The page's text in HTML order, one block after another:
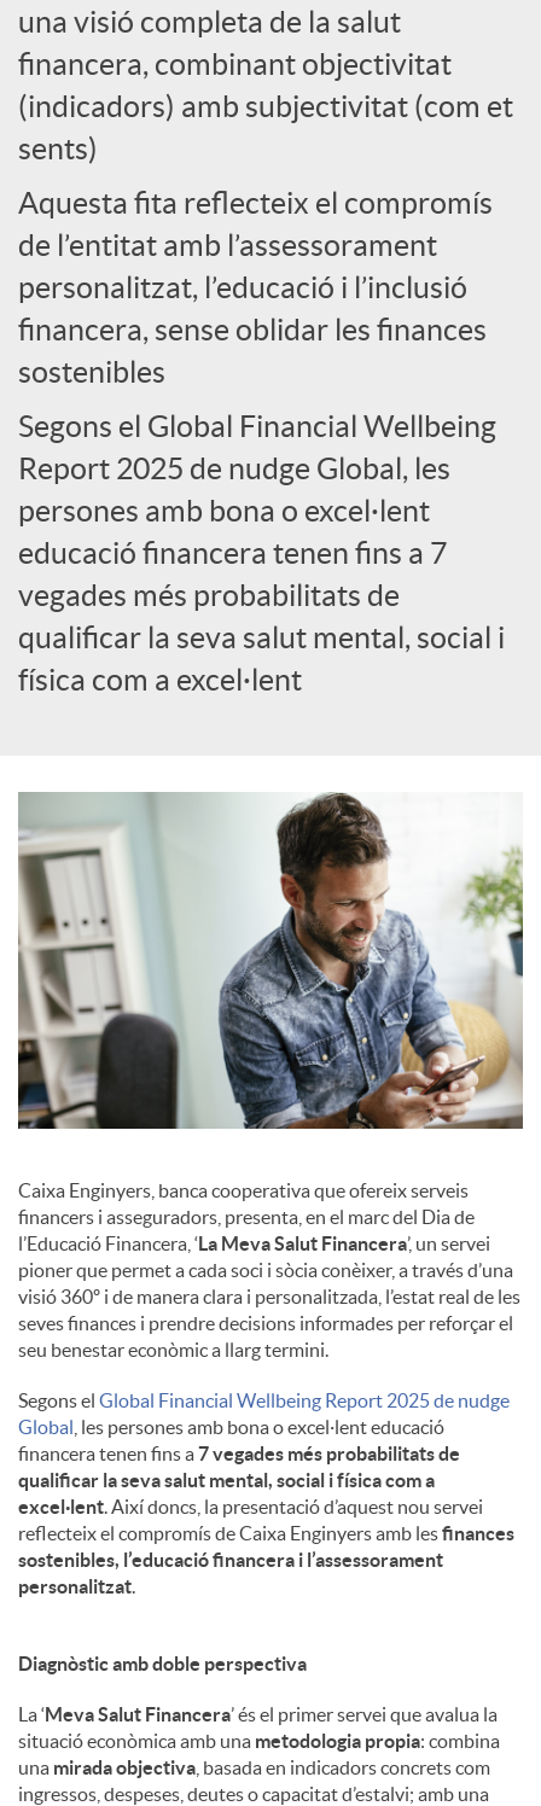
r
d
e
c
o
n
t
i
n
u
t
s
una visió completa de la salut
financera, combinant objectivitat
(indicadors) amb subjectivitat (com et
sents)
Aquesta fita reflecteix el compromís
de l’entitat amb l’assessorament
personalitzat, l’educació i l’inclusió
financera, sense oblidar les finances
sostenibles
Segons el Global Financial Wellbeing
Report 2025 de nudge Global, les
persones amb bona o excel·lent
educació financera tenen fins a 7
vegades més probabilitats de
qualificar la seva salut mental, social i
física com a excel·lent
Caixa Enginyers, banca cooperativa que ofereix serveis
financers i asseguradors, presenta, en el marc del Dia de
l’Educació Financera, ‘La Meva Salut Financera’, un servei
pioner que permet a cada soci i sòcia conèixer, a través d’una
visió 360º i de manera clara i personalitzada, l’estat real de les
seves finances i prendre decisions informades per reforçar el
seu benestar econòmic a llarg termini.
Segons el Global Financial Wellbeing Report 2025 de nudge
Global , les persones amb bona o excel·lent educació
financera tenen fins a7 vegades més probabilitats de
qualificar la seva salut mental, social i física com a
excel·lent. Així doncs, la presentació d’aquest nou servei
reflecteix el compromís de Caixa Enginyers amb lesfinances
sostenibles, l’educació financera i l’assessorament
personalitzat.
Diagnòstic amb doble perspectiva
La ‘Meva Salut Financera’ és el primer servei que avalua la
situació econòmica amb una metodologia propia: combina
una mirada objectiva , basada en indicadors concrets com
ingressos, despeses, deutes o capacitat d’estalvi; amb una